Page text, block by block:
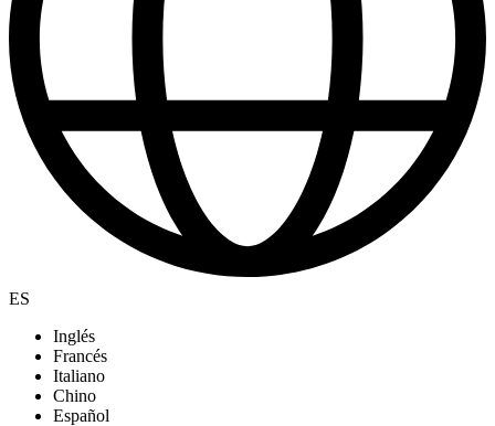
ES
Inglés
Francés
Italiano
Chino
Español